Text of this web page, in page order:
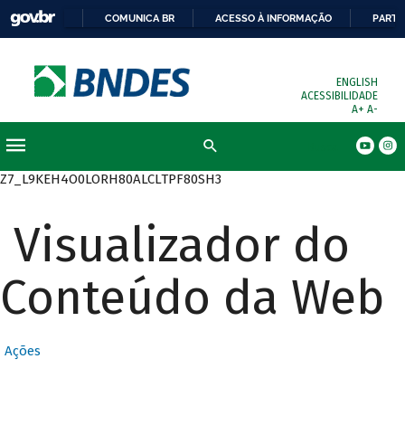
COMUNICA BR ACESSO À INFORMAÇÃO
ENGLISH
ACESSIBILIDADE
A+ A-
Z7_L9KEH4O0LORH80ALCLTPF80SH3
Visualizador do
Conteúdo da Web
Ações